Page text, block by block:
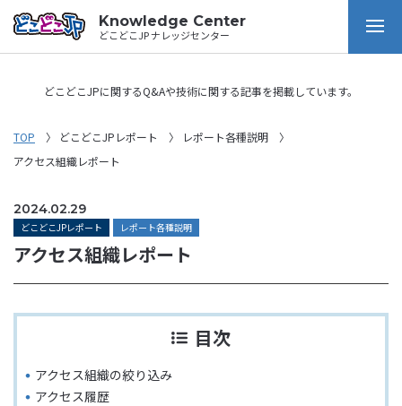
Knowledge Center
どこどこJP ナレッジセンター
どこどこJPに関するQ&Aや技術に関する記事を掲載しています。
TOP どこどこJPレポート
レポート各種説明
アクセス組織レポート
2024.02.29
どこどこJPレポート レポート各種説明
アクセス組織レポート
目次
アクセス組織の絞り込み
アクセス履歴